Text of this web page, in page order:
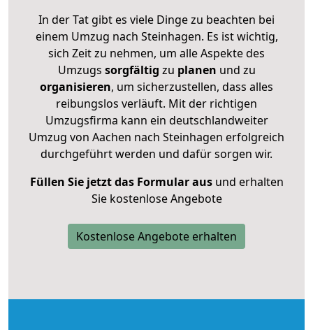
In der Tat gibt es viele Dinge zu beachten bei
einem Umzug nach Steinhagen. Es ist wichtig,
sich Zeit zu nehmen, um alle Aspekte des
Umzugs sorgfältig zu planen und zu
organisieren, um sicherzustellen, dass alles
reibungslos verläuft. Mit der richtigen
Umzugsfirma kann ein deutschlandweiter
Umzug von Aachen nach Steinhagen erfolgreich
durchgeführt werden und dafür sorgen wir.
Füllen Sie jetzt das Formular ausund erhalten
Sie kostenlose Angebote
Kostenlose Angebote erhalten